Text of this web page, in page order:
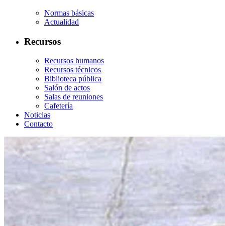
Normas básicas
Actualidad
Recursos
Recursos humanos
Recursos técnicos
Biblioteca pública
Salón de actos
Salas de reuniones
Cafetería
Noticias
Contacto